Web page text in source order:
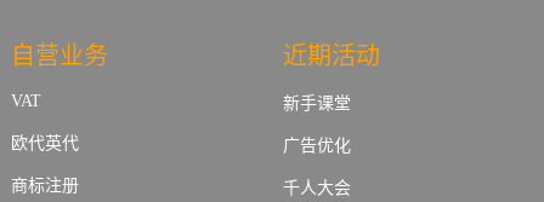
自营业务
VAT
欧代英代
商标注册
近期活动
新手课堂
广告优化
千人大会